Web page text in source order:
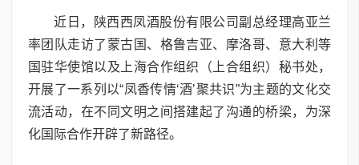
近日，陕西西凤酒股份有限公司副总经理高亚兰
率团队走访了蒙古国、格鲁吉亚、摩洛哥、意大利等
国驻华使馆以及上海合作组织（上合组织）秘书处，
开展了一系列以“凤香传情‘酒’聚共识”为主题的文化交
流活动，在不同文明之间搭建起了沟通的桥梁，为深
化国际合作开辟了新路径。